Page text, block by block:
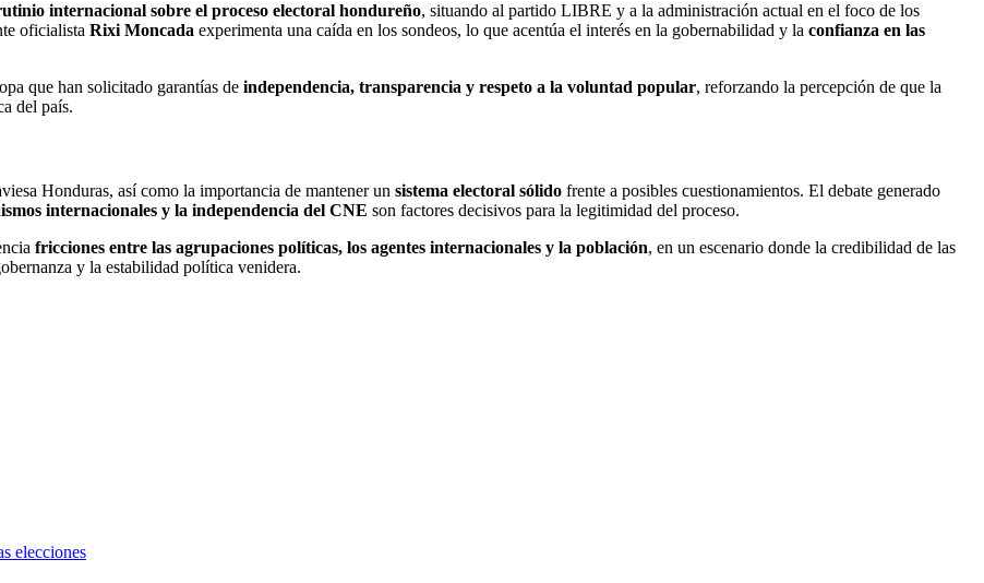
internacional sobre el proceso electoral hondureño, situando al partido LIBRE y a la administración actual en el foco de los
oficialista Rixi Moncada experimenta una caída en los sondeos, lo que acentúa el interés en la gobernabilidad y la confianza en las
que han solicitado garantías de independencia, transparencia y respeto a la voluntad popular, reforzando la percepción de que la
del país.
Honduras, así como la importancia de mantener un sistema electoral sólido frente a posibles cuestionamientos. El debate generado
internacionales y la independencia del CNE son factores decisivos para la legitimidad del proceso.
fricciones entre las agrupaciones políticas, los agentes internacionales y la población, en un escenario donde la credibilidad de las
y la estabilidad política venidera.
elecciones